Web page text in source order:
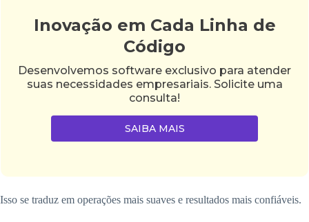
Inovação em Cada Linha de
Código
Desenvolvemos software exclusivo para atender
suas necessidades empresariais. Solicite uma
consulta!
SAIBA MAIS
Isso se traduz em operações mais suaves e resultados mais confiáveis.